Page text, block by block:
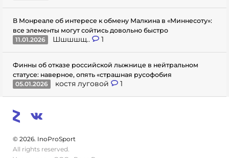
В Монреале об интересе к обмену Малкина в «Миннесоту»:
все элементы могут сойтись довольно быстро
11.01.2026
Шшшшщ.. 1
Финны об отказе российской лыжнице в нейтральном
статусе: наверное, опять «страшная русофобия
05.01.2026
костя луговой 1
© 2026. InoProSport
All rights reserved.